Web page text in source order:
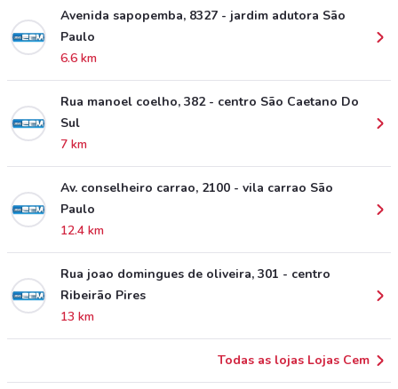
Avenida sapopemba, 8327 - jardim adutora São
Paulo
6.6 km
Rua manoel coelho, 382 - centro São Caetano Do
Sul
7 km
Av. conselheiro carrao, 2100 - vila carrao São
Paulo
12.4 km
Rua joao domingues de oliveira, 301 - centro
Ribeirão Pires
13 km
Todas as lojas Lojas Cem